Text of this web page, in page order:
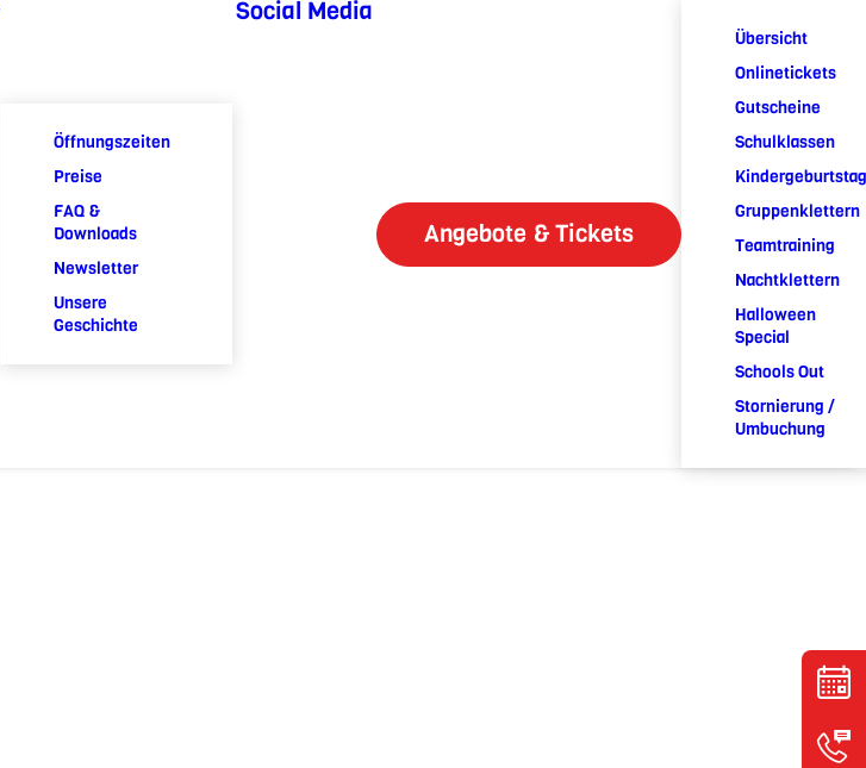
Öffnungszeiten
Preise
FAQ &
Downloads
Newsletter
Unsere
Geschichte
Social Media
Angebote & Tickets
Übersicht
Onlinetickets
Gutscheine
Schulklassen
Kindergeburtstag
Gruppenklettern
Teamtraining
Nachtklettern
Halloween
Special
Schools Out
Stornierung /
Umbuchung